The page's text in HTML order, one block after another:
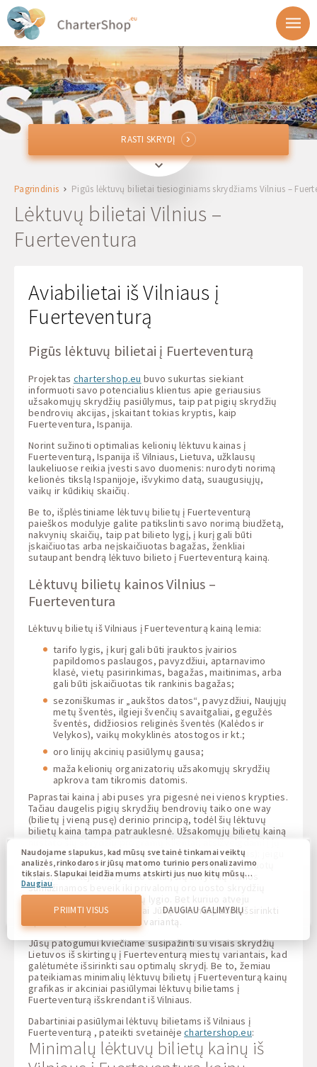
VNOVilnius, Lietuva
Iki
Išvykimas
1 + 0 + 0
RASTI SKRYDĮ
RASTI SKRYDĮ
Pagrindinis Pigūs lėktuvų bilietai tiesioginiams skrydžiams Vilnius –
Lėktuvų bilietai Vilnius –
Fuerteventura
Aviabilietai iš Vilniaus į
Fuerteventurą
Pigūs lėktuvų bilietai į Fuerteventurą
Projektas chartershop.eu buvo sukurtas siekiant
informuoti savo potencialius klientus apie geriausius
užsakomųjų skrydžių pasiūlymus, taip pat pigių skrydžių
bendrovių akcijas, įskaitant tokias kryptis, kaip
Fuerteventura, Ispanija.
Norint sužinoti optimalias kelionių lėktuvu kainas į
Fuerteventurą, Ispanija iš Vilniaus, Lietuva, užklausų
laukeliuose reikia įvesti savo duomenis: nurodyti norimą
kelionės tikslą Ispanijoje, išvykimo datą, suaugusiųjų,
vaikų ir kūdikių skaičių.
Be to, išplėstiniame lėktuvų bilietų į Fuerteventurą
paieškos modulyje galite patikslinti savo norimą biudžetą,
nakvynių skaičių, taip pat bilieto lygį, į kurį gali būti
įskaičiuotas arba neįskaičiuotas bagažas, ženkliai
sutaupant bendrą lėktuvo bilieto į Fuerteventurą kainą.
Lėktuvų bilietų kainos Vilnius –
Fuerteventura
Lėktuvų bilietų iš Vilniaus į Fuerteventurą kainą lemia:
tarifo lygis, į kurį gali būti įrauktos įvairios
papildomos paslaugos, pavyzdžiui, aptarnavimo
klasė, vietų pasirinkimas, bagažas, maitinimas, arba
gali būti įskaičiuotas tik rankinis bagažas;
sezoniškumas ir „aukštos datos“, pavyzdžiui, Naujųjų
metų šventės, ilgieji švenčių savaitgaliai, gegužės
šventės, didžiosios religinės šventės (Kalėdos ir
Velykos), vaikų mokyklinės atostogos ir kt.;
oro linijų akcinių pasiūlymų gausa;
maža kelionių organizatorių užsakomųjų skrydžių
apkrova tam tikromis datomis.
Paprastai kaina į abi puses yra pigesnė nei vienos krypties.
Tačiau daugelis pigių skrydžių bendrovių taiko one way
(bilietų į vieną pusę) derinio principą, todėl šių lėktuvų
bilietų kaina tampa patrauklesnė. Užsakomųjų bilietų kainą
nustato šių skrydžių programų klientai, atsižvelgdami į jų
skrydžių apkrovą turistinių kelionių paketais (turais): jeigu
užsakomuosiuose skrydžiuose esama daug neparduotų
vietų, tai artėjant išvykimo datai, šių skrydžių kainos
sumažinamos beveik iki privalomų oro uosto skrydžių
tarifų ir mokesčių sąnaudų lygio. Bet kuriuo atveju
chartershop.eudarbuotojai Jūsų kelionei padės išsirinkti
optimalų skrydžio lėktuvu variantą.
Jūsų patogumui kviečiame susipažinti su visais skrydžių
Lietuvos iš skirtingų į Fuerteventurą miestų variantais, kad
galėtumėte išsirinkti sau optimalų skrydį. Be to, žemiau
pateikiamas minimalių lėktuvų bilietų į Fuerteventurą kainų
grafikas ir akciniai pasiūlymai lėktuvų bilietams į
Fuerteventurą išskrendant iš Vilniaus.
Dabartiniai pasiūlymai lėktuvų bilietams iš Vilniaus į
Fuerteventurą , pateikti svetainėjechartershop.eu:
Minimalų lėktuvų bilietų kainų iš
Naudojame slapukus, kad mūsų svetainė tinkamai veiktų
analizės, rinkodaros ir jūsų matomo turinio personalizavimo
tikslais. Slapukai leidžia mums atskirti jus nuo kitų mūsų
svetainės naudotojų. Supratimas, kaip naudojatės mūsų
svetaine, padeda mums suteikti jums kuo geresnę patirtį ir
atlikti pakeitimus, kad ateityje pagerintume savo svetainę.
Jūs sutinkate, kad visi šie slapukai būtų naudojami. Savo
nuostatas galite atnaujinti paspaudę slapukų nustatymų
politiką.
Daugiau
PRIIMTI VISUS DAUGIAU GALIMYBIŲ